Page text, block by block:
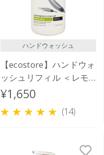
ハンドウォッシュ
【ecostore】ハンドウォ
ッシュリフィル ＜レモ
ングラス＆ライムリーフ
＞850mL
¥1,650
(14)